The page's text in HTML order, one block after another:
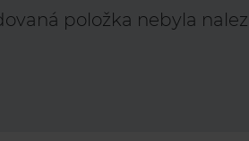
položka nebyla